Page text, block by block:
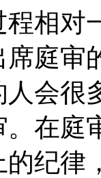
相对
庭审
会很
在庭
纪律